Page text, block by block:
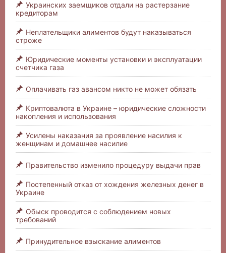
Украинских заемщиков отдали на растерзание
кредиторам
Неплательщики алиментов будут наказываться
строже
Юридические моменты установки и эксплуатации
счетчика газа
Оплачивать газ авансом никто не может обязать
Криптовалюта в Украине – юридические сложности
накопления и использования
Усилены наказания за проявление насилия к
женщинам и домашнее насилие
Правительство изменило процедуру выдачи прав
Постепенный отказ от хождения железных денег в
Украине
Обыск проводится с соблюдением новых
требований
Принудительное взыскание алиментов